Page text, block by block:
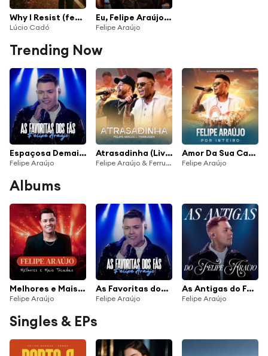
Why I Resist (feat. Felipe Araujo)
Lúcio Cadó
Eu, Felipe Araújo (Ao Vivo)
Felipe Araújo
Trending Now
Espaçosa Demais (Ao Vivo)
Felipe Araújo
Atrasadinha (Live)
Felipe Araújo & Ferrugem
Amor Da Sua Cama (Ao Vivo)
Felipe Araújo
Albums
Melhores e Mais Tocadas - Felipe Araújo
Felipe Araújo
As Favoritas dos Fãs
Felipe Araújo
As Antigas do Felipe Araújo
Felipe Araújo
Singles & EPs